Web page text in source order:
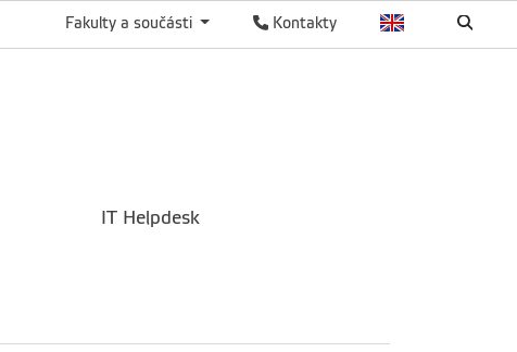
Kontakty
Fakulty a součásti
IT Helpdesk